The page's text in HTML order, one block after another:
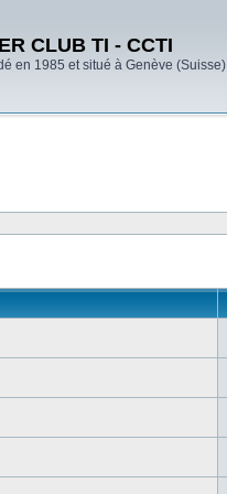
CLUB TI - CCTI
en 1985 et situé à Genève (Suisse)